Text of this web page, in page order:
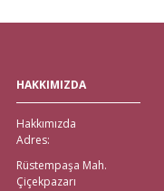
için, İstanbul
hızlı teslimat imkanı
şekeri,kına malzemeleri
ya da bekarlığa veda
HAKKIMIZDA
Hakkımızda
Adres:
Rüstempaşa Mah.
Çiçekpazarı